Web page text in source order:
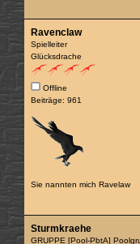
Ravenclaw
Spielleiter
Glücksdrache
Offline
Beiträge: 961
Sie nannten mich Ravelaw
Sturmkraehe
GRUPPE [Pool-PbtA]